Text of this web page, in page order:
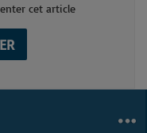
cet article